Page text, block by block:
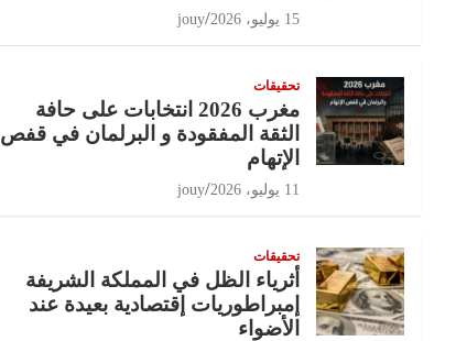
15 يوليو، 2026 jouy
تحقيقات
مغرب 2026 انتخابات على حافة
الثقة المفقودة و البرلمان في قفص
الإتهام
11 يوليو، 2026 jouy
تحقيقات
أثرياء الظل في المملكة الشريفة
إمبراطوريات إقتصادية بعيدة عند
الأضواء